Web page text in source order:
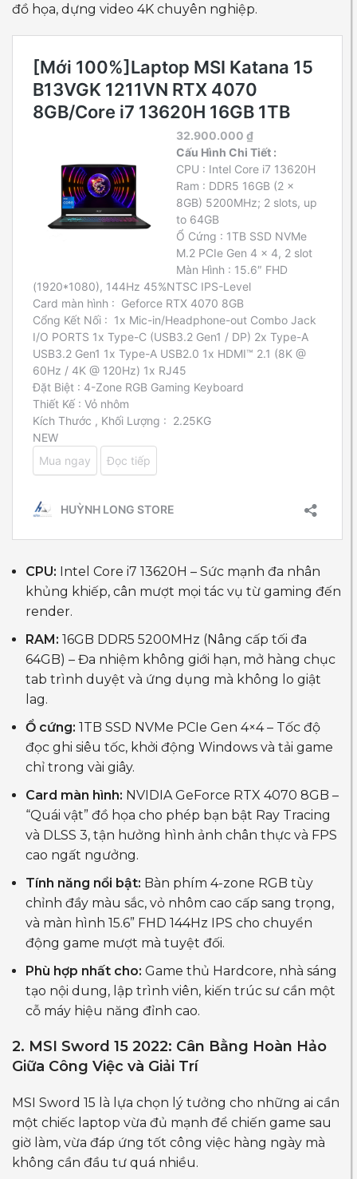
đồ họa, dựng video 4K chuyên nghiệp.
CPU: Intel Core i7 13620H – Sức mạnh đa nhân
khủng khiếp, cân mượt mọi tác vụ từ gaming đến
render.
RAM: 16GB DDR5 5200MHz (Nâng cấp tối đa
64GB) – Đa nhiệm không giới hạn, mở hàng chục
tab trình duyệt và ứng dụng mà không lo giật
lag.
Ổ cứng: 1TB SSD NVMe PCIe Gen 4×4 – Tốc độ
đọc ghi siêu tốc, khởi động Windows và tải game
chỉ trong vài giây.
Card màn hình: NVIDIA GeForce RTX 4070 8GB –
“Quái vật” đồ họa cho phép bạn bật Ray Tracing
và DLSS 3, tận hưởng hình ảnh chân thực và FPS
cao ngất ngưởng.
Tính năng nổi bật: Bàn phím 4-zone RGB tùy
chỉnh đầy màu sắc, vỏ nhôm cao cấp sang trọng,
và màn hình 15.6” FHD 144Hz IPS cho chuyển
động game mượt mà tuyệt đối.
Phù hợp nhất cho: Game thủ Hardcore, nhà sáng
tạo nội dung, lập trình viên, kiến trúc sư cần một
cỗ máy hiệu năng đỉnh cao.
2. MSI Sword 15 2022: Cân Bằng Hoàn Hảo
Giữa Công Việc và Giải Trí
MSI Sword 15 là lựa chọn lý tưởng cho những ai cần
một chiếc laptop vừa đủ mạnh để chiến game sau
giờ làm, vừa đáp ứng tốt công việc hàng ngày mà
không cần đầu tư quá nhiều.